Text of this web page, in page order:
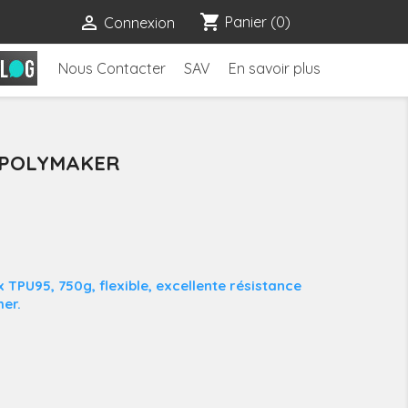
 Connexion shopping_cart Panier (0)
Nous Contacter SAV En savoir plus
TPU95, 750g, flexible, excellente résistance